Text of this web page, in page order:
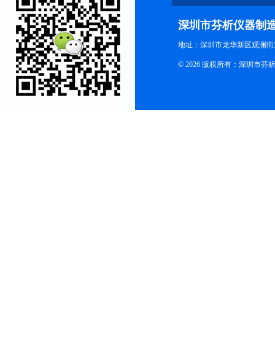
深圳市芬析仪器制
地址：深圳市龙华新区观澜
© 2026 版权所有：深圳市芬